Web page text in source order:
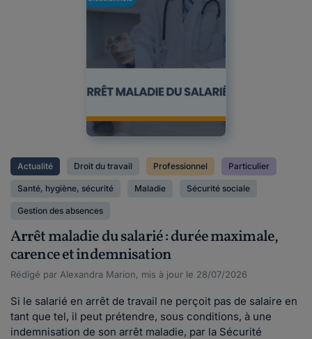
Actualité Droit du travail Professionnel Particulier
Santé, hygiène, sécurité Maladie Sécurité sociale
Gestion des absences
Arrêt maladie du salarié : durée maximale,
carence et indemnisation
Rédigé par Alexandra Marion, mis à jour le 28/07/2026
Si le salarié en arrêt de travail ne perçoit pas de salaire en
tant que tel, il peut prétendre, sous conditions, à une
indemnisation de son arrêt maladie, par la Sécurité